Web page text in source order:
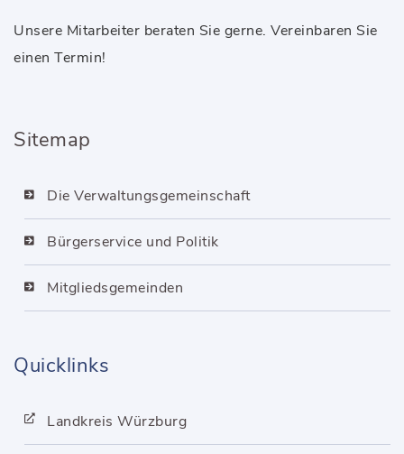
Unsere Mitarbeiter beraten Sie gerne. Vereinbaren Sie
einen Termin!
Sitemap
Die Verwaltungsgemeinschaft
Bürgerservice und Politik
Mitgliedsgemeinden
Quicklinks
Landkreis Würzburg